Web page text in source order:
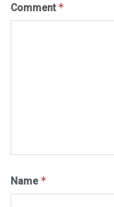
Comment*
Name*